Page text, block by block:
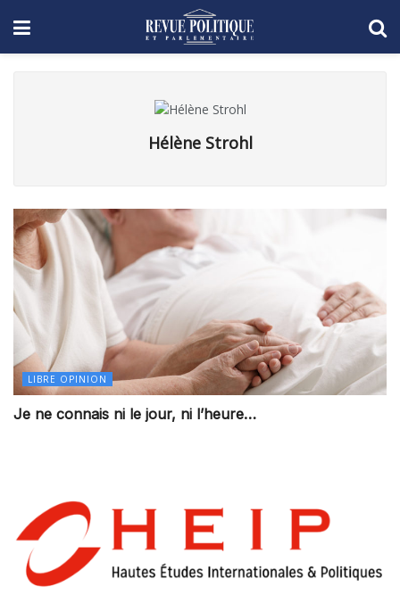
Hélène Strohl
LIBRE OPINION
Je ne connais ni le jour, ni l’heure…